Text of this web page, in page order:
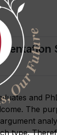
and
The
type.